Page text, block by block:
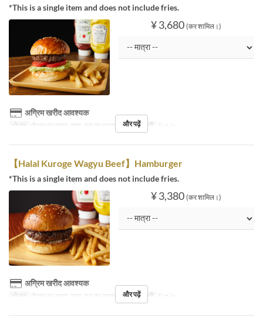
*This is a single item and does not include fries.
¥ 3,680 (कर शामिल।)
अग्रिम खरीद आवश्यक
भोजन दोपहर का खाना, चाय, रात का खाना सीट की श्रेणी Eat-in
और पढ़ें
【Halal Kuroge Wagyu Beef】Hamburger
*This is a single item and does not include fries.
¥ 3,380 (कर शामिल।)
अग्रिम खरीद आवश्यक
भोजन दोपहर का खाना, चाय, रात का खाना सीट की श्रेणी Eat-in
और पढ़ें